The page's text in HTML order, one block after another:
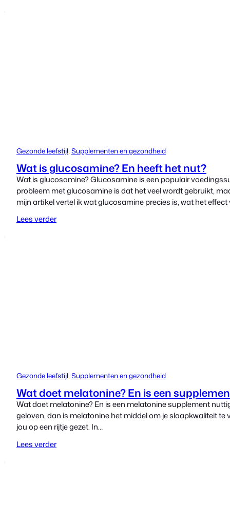
Gezonde leefstijl Supplementen en gezondheid
Wat is glucosamine? En heeft het nut?
Wat is glucosamine? Glucosamine is een populair
probleem met glucosamine is dat het veel wordt gebruikt,
mijn artikel vertel ik wat glucosamine precies is, wat het
Lees verder
Gezonde leefstijl, Supplementen en gezondheid
Wat doet melatonine? En is een
Wat doet melatonine? En is een melatonine supplement
geloven, dan is melatonine het middel om je slaapkwaliteit
jou op een rijtje gezet. In…
Lees verder